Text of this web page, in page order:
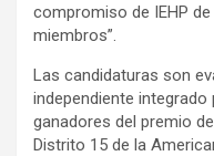
compromiso de IEHP
miembros”.
Las candidaturas son
independiente
ganadores del premio
Distrito 15 de la